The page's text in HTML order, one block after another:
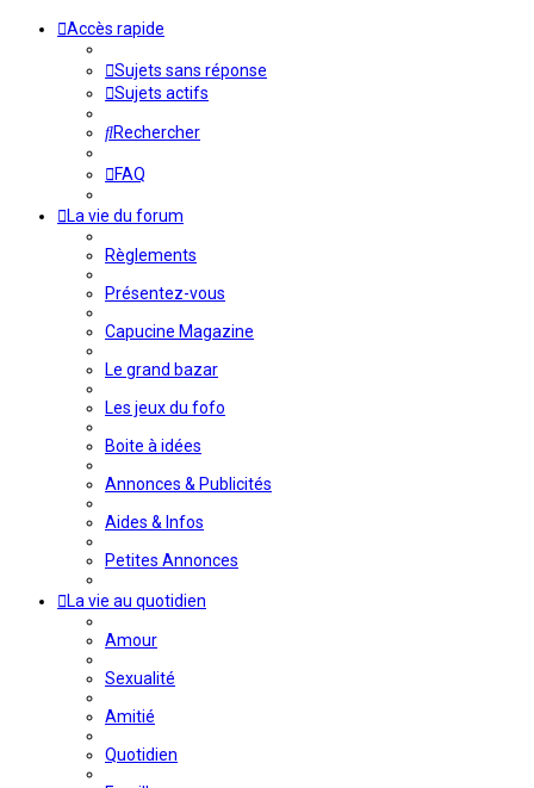
Accès rapide
Sujets sans réponse
Sujets actifs
Rechercher
FAQ
La vie du forum
Règlements
Présentez-vous
Capucine Magazine
Le grand bazar
Les jeux du fofo
Boite à idées
Annonces & Publicités
Aides & Infos
Petites Annonces
La vie au quotidien
Amour
Sexualité
Amitié
Quotidien